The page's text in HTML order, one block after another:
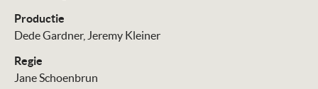
Productie
Dede Gardner Jeremy Kleiner
Regie
Jane Schoenbrun